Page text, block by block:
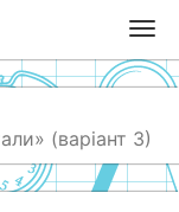
T
o
g
l
e
n
(варіант 3)